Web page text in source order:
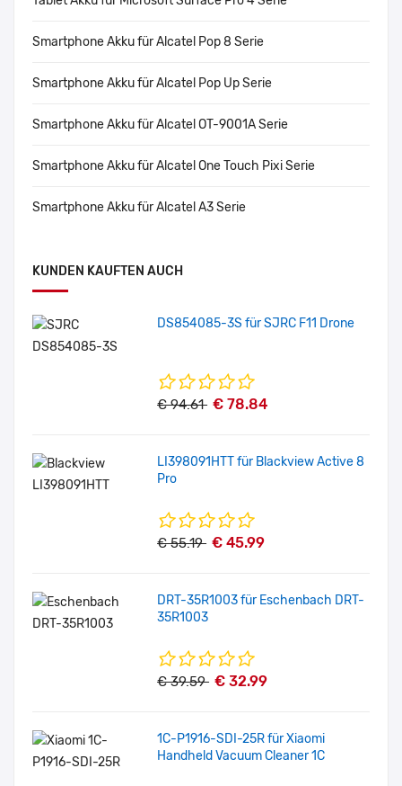
Smartphone Akku für Alcatel Pop 8 Serie
Smartphone Akku für Alcatel Pop Up Serie
Smartphone Akku für Alcatel OT-9001A Serie
Smartphone Akku für Alcatel One Touch Pixi Serie
Smartphone Akku für Alcatel A3 Serie
KUNDEN KAUFTEN AUCH
DS854085-3S für SJRC F11 Drone
€ 94.61 € 78.84
LI398091HTT für Blackview Active 8
Pro
€ 55.19 € 45.99
DRT-35R1003 für Eschenbach DRT-
35R1003
€ 39.59 € 32.99
1C-P1916-SDI-25R für Xiaomi
Handheld Vacuum Cleaner 1C